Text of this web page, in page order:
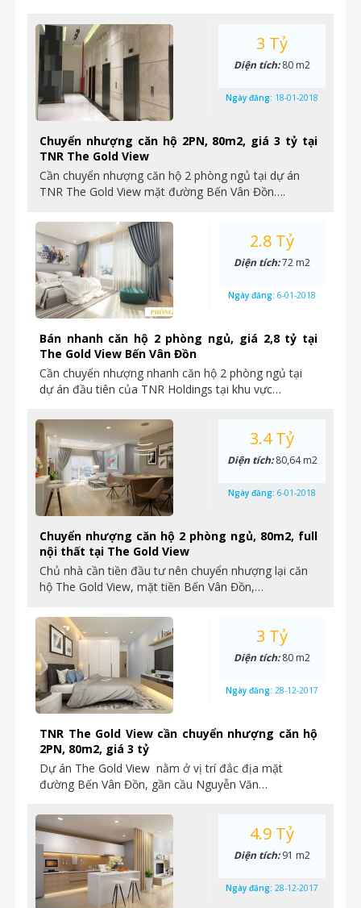
Chuyển nhượng căn hộ 2PN, 80m2, giá 3 tỷ tại
TNR The Gold View
Cần chuyển nhượng căn hộ 2 phòng ngủ tại dự án
TNR The Gold View mặt đường Bến Vân Đồn….
3 Tỷ
Diện tích:80 m2
Ngày đăng: 18-01-2018
Bán nhanh căn hộ 2 phòng ngủ, giá 2,8 tỷ tại
The Gold View Bến Vân Đồn
Cần chuyển nhượng nhanh căn hộ 2 phòng ngủ tại
dự án đầu tiên của TNR Holdings tại khu vực…
2.8 Tỷ
Diện tích:72 m2
Ngày đăng: 6-01-2018
Chuyển nhượng căn hộ 2 phòng ngủ, 80m2, full
nội thất tại The Gold View
Chủ nhà cần tiền đầu tư nên chuyển nhượng lại căn
hộ The Gold View, mặt tiền Bến Vân Đồn,…
3.4 Tỷ
Diện tích:80,64 m2
Ngày đăng: 6-01-2018
TNR The Gold View cần chuyển nhượng căn hộ
2PN, 80m2, giá 3 tỷ
Dự án The Gold View nằm ở vị trí đắc địa mặt
đường Bến Vân Đồn, gần cầu Nguyễn Văn…
3 Tỷ
Diện tích:80 m2
Ngày đăng: 28-12-2017
4.9 Tỷ
Diện tích:91 m2
Ngày đăng: 28-12-2017